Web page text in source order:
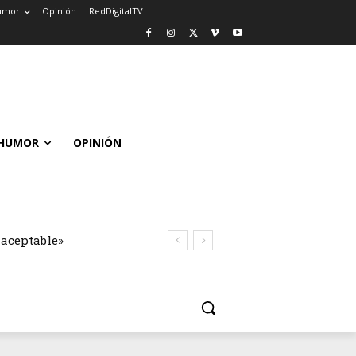
Opinión RedDigitalTV
OPINIÓN